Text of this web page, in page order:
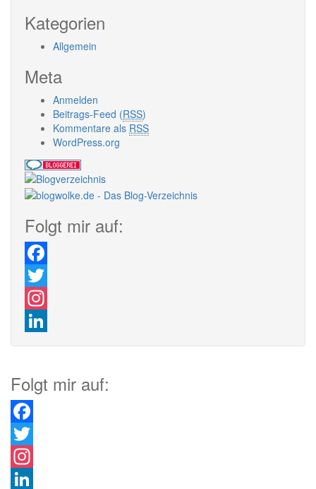
Kategorien
Allgemein
Meta
Anmelden
Beitrags-Feed (RSS)
Kommentare als RSS
WordPress.org
Folgt mir auf:
Facebook
Twitter
Instagram
LinkedIn
Folgt mir auf:
Facebook
Twitter
Instagram